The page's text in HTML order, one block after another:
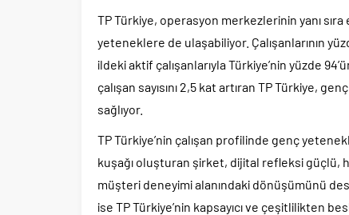
TP Türkiye, operasyon merkezlerinin yanı
yeteneklere de ulaşabiliyor. Çalışanlarının
ildeki aktif çalışanlarıyla Türkiye’nin yüzde
çalışan sayısını 2,5 kat artıran TP Türkiye,
sağlıyor.
TP Türkiye’nin çalışan profilinde genç
kuşağı oluşturan şirket, dijital refleksi güçlü,
müşteri deneyimi alanındaki dönüşümünü
ise TP Türkiye’nin kapsayıcı ve çeşitlilikten